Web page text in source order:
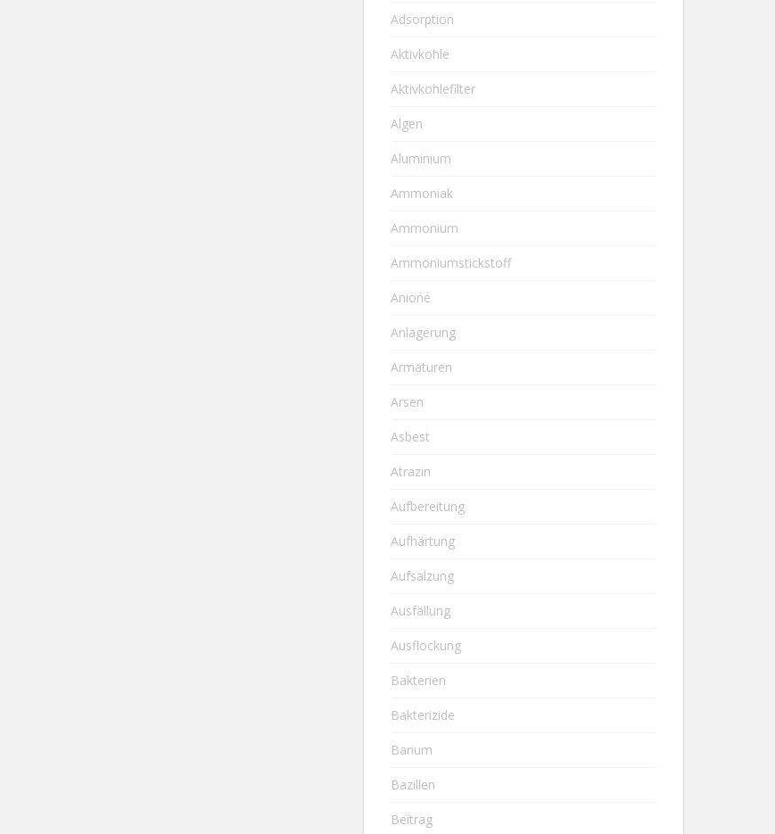
Adsorption
Aktivkohle
Aktivkohlefilter
Algen
Aluminium
Ammoniak
Ammonium
Ammoniumstickstoff
Anione
Anlagerung
Armaturen
Arsen
Asbest
Atrazin
Aufbereitung
Aufhärtung
Aufsalzung
Ausfällung
Ausflockung
Bakterien
Bakterizide
Barium
Bazillen
Beitrag